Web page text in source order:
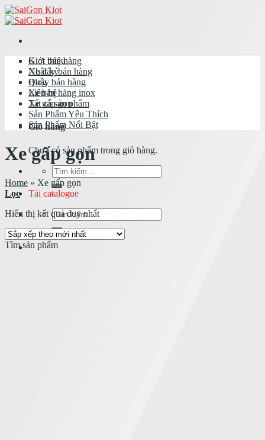
Skip
to
Giới thiệu
Nhật ký
Blog
Liên hệ
Tất cả sản phẩm
Giỏ hàng
Chưa có sản phẩm trong giỏ hàng.
Tìm
kiếm:
Tải catalogue
Tìm
kiếm:
Kiot bán hàng
Xe đẩy bán hàng
Quầy bán hàng
Xe bán hàng inox
Xe gấp gọn
Sản Phẩm Yêu Thích
Sản Phẩm Nổi Bật
Xe gấp gọn
Home » Xe gấp gọn
Lọc
Hiển thị kết quả duy nhất
Tìm sản phẩm